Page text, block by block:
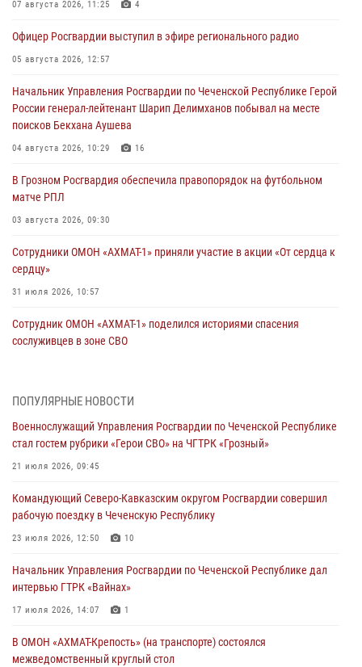
07 августа 2026, 11:25 4
Офицер Росгвардии выступил в эфире регионального радио
05 августа 2026, 12:57
Начальник Управления Росгвардии по Чеченской Республике Герой
России генерал-лейтенант Шарип Делимханов побывал на месте
поисков Бекхана Аушева
04 августа 2026, 10:29 16
В Грозном Росгвардия обеспечила правопорядок на футбольном
матче РПЛ
03 августа 2026, 09:30
Сотрудники ОМОН «АХМАТ-1» приняли участие в акции «От сердца к
сердцу»
31 июля 2026, 10:57
Сотрудник ОМОН «АХМАТ-1» поделился историями спасения
сослуживцев в зоне СВО
Командующий Северо-Кавказским округом Росгвардии совершил
23 июля 2026, 12:50
Военнослужащий Управления Росгвардии по Чеченской Республике
21 июля 2026, 09:45
В ДНР росгвардейцы уничтожили около 80 вражеских
19 июля 2026, 13:50
В Грозном Росгвардия обеспечила безопасность конно-спортивных
18 июля 2026, 13:46
ПОПУЛЯРНЫЕ НОВОСТИ
Военнослужащий Управления Росгвардии по Чеченской Республике
стал гостем рубрики «Герои СВО» на ЧГТРК «Грозный»
21 июля 2026, 09:45
Командующий Северо-Кавказским округом Росгвардии совершил
рабочую поездку в Чеченскую Республику
23 июля 2026, 12:50 10
Начальник Управления Росгвардии по Чеченской Республике дал
интервью ГТРК «Вайнах»
17 июля 2026, 14:07 1
В ОМОН «АХМАТ-Крепость» (на транспорте) состоялся
межведомственный круглый стол